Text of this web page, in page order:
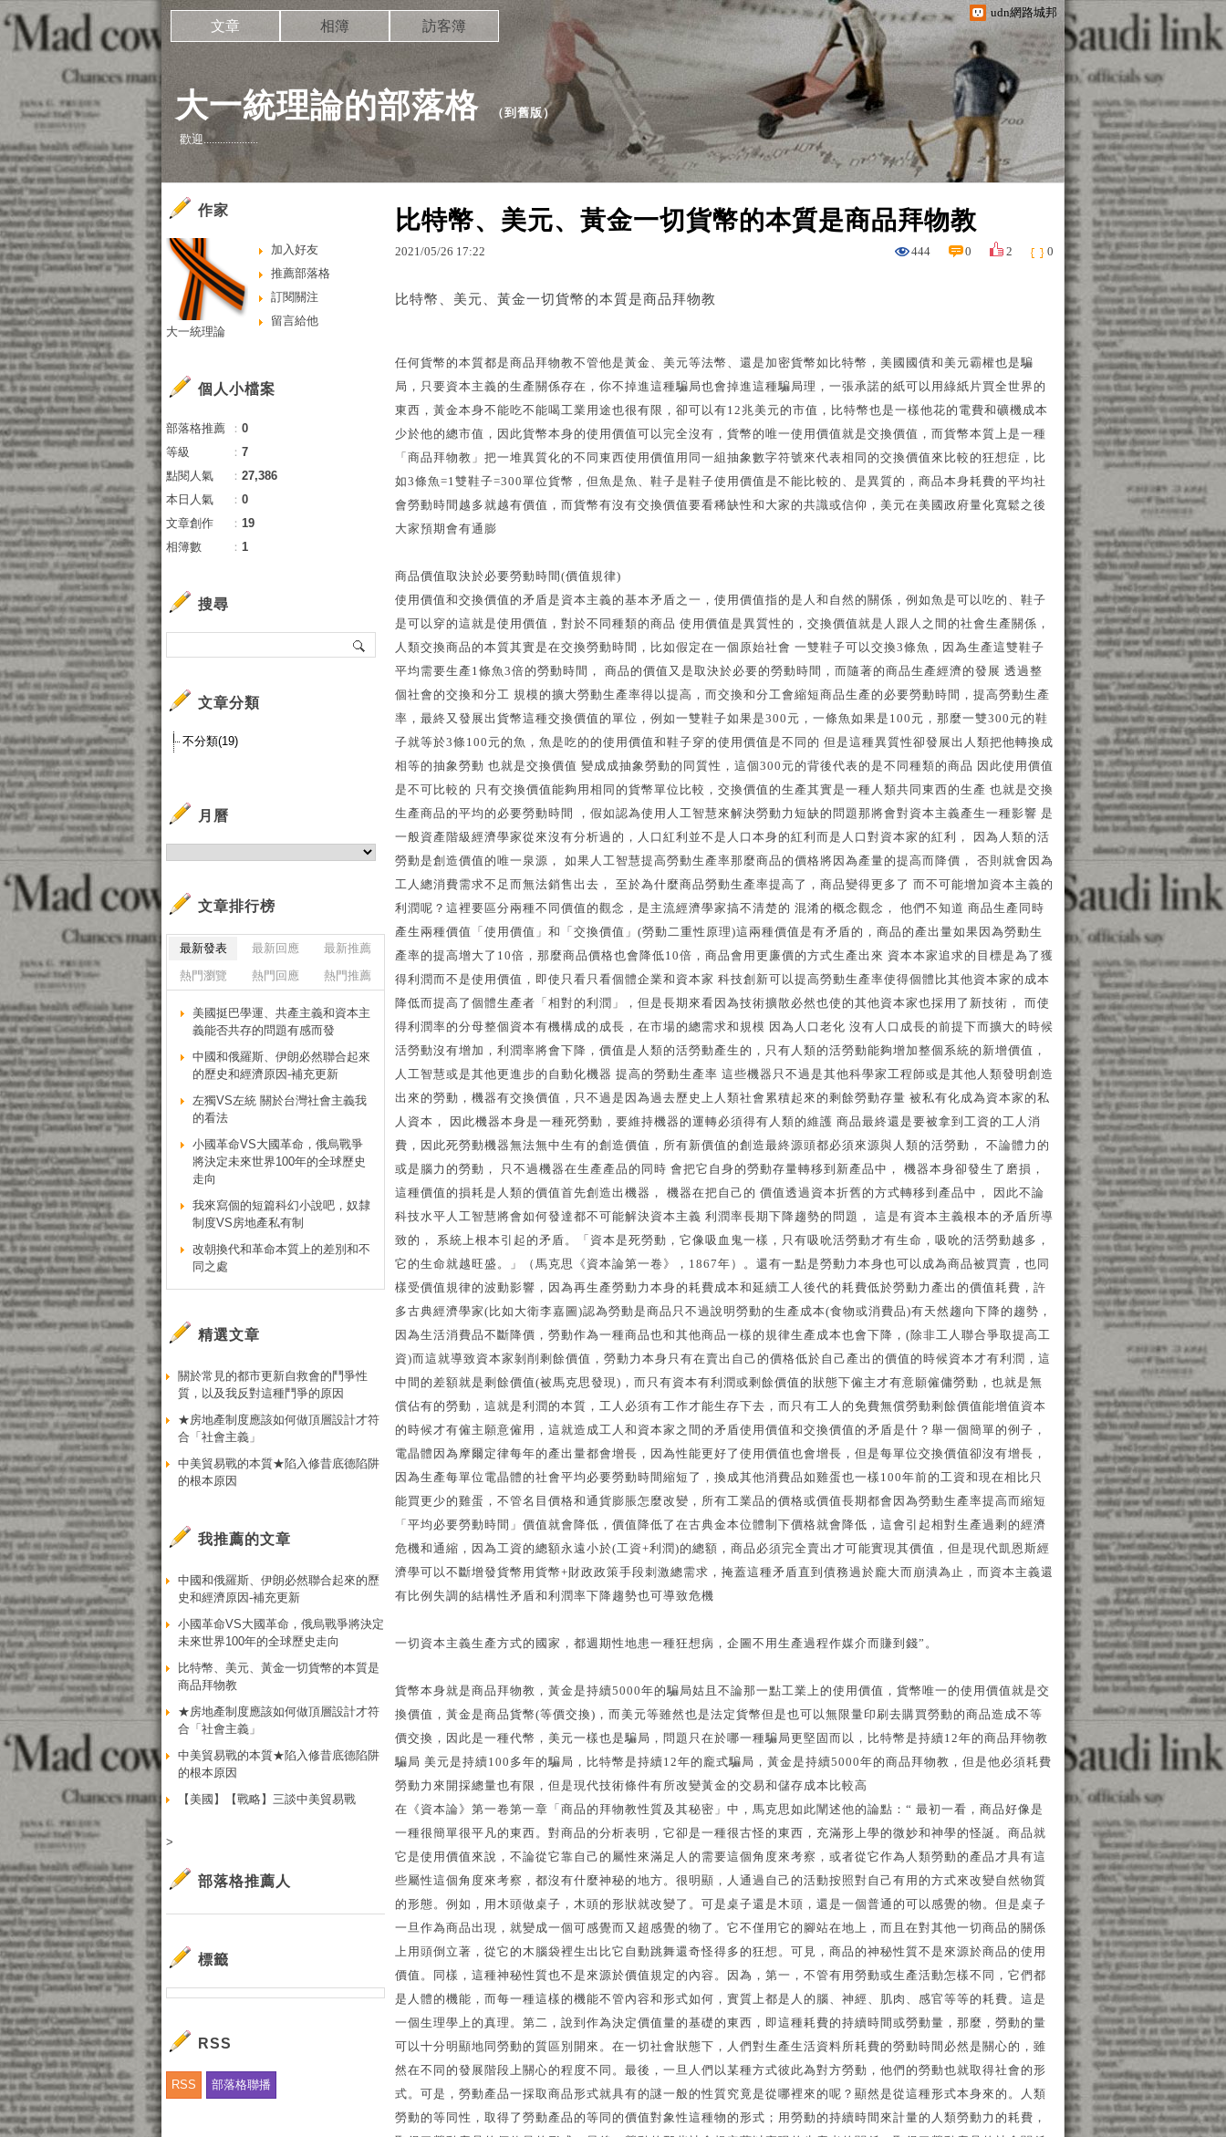
udn網路城邦
大一統理論的部落格 （到舊版）
歡迎....................
文章 相簿 訪客簿
比特幣、美元、黃金一切貨幣的本質是商品拜物教
2021/05/26 17:22 444 0 2 0
比特幣、美元、黃金一切貨幣的本質是商品拜物教
任何貨幣的本質都是商品拜物教不管他是黃金、美元等法幣、還是加密貨幣如比特幣，美國國債和美元霸權也是騙
局，只要資本主義的生產關係存在，你不掉進這種騙局也會掉進這種騙局理，一張承諾的紙可以用綠紙片買全世界的
東西，黃金本身不能吃不能喝工業用途也很有限，卻可以有12兆美元的市值，比特幣也是一樣他花的電費和礦機成本
少於他的總市值，因此貨幣本身的使用價值可以完全沒有，貨幣的唯一使用價值就是交換價值，而貨幣本質上是一種
「商品拜物教」把一堆異質化的不同東西使用價值用同一組抽象數字符號來代表相同的交換價值來比較的狂想症，比
如3條魚=1雙鞋子=300單位貨幣，但魚是魚、鞋子是鞋子使用價值是不能比較的、是異質的，商品本身耗費的平均社
會勞動時間越多就越有價值，而貨幣有沒有交換價值要看稀缺性和大家的共識或信仰，美元在美國政府量化寬鬆之後
大家預期會有通膨
商品價值取決於必要勞動時間(價值規律)
使用價值和交換價值的矛盾是資本主義的基本矛盾之一，使用價值指的是人和自然的關係，例如魚是可以吃的、鞋子
是可以穿的這就是使用價值，對於不同種類的商品 使用價值是異質性的，交換價值就是人跟人之間的社會生產關係，
人類交換商品的本質其實是在交換勞動時間，比如假定在一個原始社會 一雙鞋子可以交換3條魚，因為生產這雙鞋子
平均需要生產1條魚3倍的勞動時間， 商品的價值又是取決於必要的勞動時間，而隨著的商品生產經濟的發展 透過整
個社會的交換和分工 規模的擴大勞動生產率得以提高，而交換和分工會縮短商品生產的必要勞動時間，提高勞動生產
率，最終又發展出貨幣這種交換價值的單位，例如一雙鞋子如果是300元，一條魚如果是100元，那麼一雙300元的鞋
子就等於3條100元的魚，魚是吃的的使用價值和鞋子穿的使用價值是不同的 但是這種異質性卻發展出人類把他轉換成
相等的抽象勞動 也就是交換價值 變成成抽象勞動的同質性，這個300元的背後代表的是不同種類的商品 因此使用價值
是不可比較的 只有交換價值能夠用相同的貨幣單位比較，交換價值的生產其實是一種人類共同東西的生產 也就是交換
生產商品的平均的必要勞動時間 ，假如認為使用人工智慧來解決勞動力短缺的問題那將會對資本主義產生一種影響 是
一般資產階級經濟學家從來沒有分析過的，人口紅利並不是人口本身的紅利而是人口對資本家的紅利， 因為人類的活
勞動是創造價值的唯一泉源， 如果人工智慧提高勞動生產率那麼商品的價格將因為產量的提高而降價， 否則就會因為
工人總消費需求不足而無法銷售出去， 至於為什麼商品勞動生產率提高了，商品變得更多了 而不可能增加資本主義的
利潤呢？這裡要區分兩種不同價值的觀念，是主流經濟學家搞不清楚的 混淆的概念觀念， 他們不知道 商品生產同時
產生兩種價值「使用價值」和「交換價值」(勞動二重性原理)這兩種價值是有矛盾的，商品的產出量如果因為勞動生
產率的提高增大了10倍，那麼商品價格也會降低10倍，商品會用更廉價的方式生產出來 資本本家追求的目標是為了獲
得利潤而不是使用價值，即使只看只看個體企業和資本家 科技創新可以提高勞動生產率使得個體比其他資本家的成本
降低而提高了個體生產者「相對的利潤」，但是長期來看因為技術擴散必然也使的其他資本家也採用了新技術， 而使
得利潤率的分母整個資本有機構成的成長，在市場的總需求和規模 因為人口老化 沒有人口成長的前提下而擴大的時候
活勞動沒有增加，利潤率將會下降，價值是人類的活勞動產生的，只有人類的活勞動能夠增加整個系統的新增價值，
人工智慧或是其他更進步的自動化機器 提高的勞動生產率 這些機器只不過是其他科學家工程師或是其他人類發明創造
出來的勞動，機器有交換價值，只不過是因為過去歷史上人類社會累積起來的剩餘勞動存量 被私有化成為資本家的私
人資本， 因此機器本身是一種死勞動，要維持機器的運轉必須得有人類的維護 商品最終還是要被拿到工資的工人消
費，因此死勞動機器無法無中生有的創造價值，所有新價值的創造最終源頭都必須來源與人類的活勞動， 不論體力的
或是腦力的勞動， 只不過機器在生產產品的同時 會把它自身的勞動存量轉移到新產品中， 機器本身卻發生了磨損，
這種價值的損耗是人類的價值首先創造出機器， 機器在把自己的 價值透過資本折舊的方式轉移到產品中， 因此不論
科技水平人工智慧將會如何發達都不可能解決資本主義 利潤率長期下降趨勢的問題， 這是有資本主義根本的矛盾所導
致的， 系統上根本引起的矛盾。「資本是死勞動，它像吸血鬼一樣，只有吸吮活勞動才有生命，吸吮的活勞動越多，
它的生命就越旺盛。」（馬克思《資本論第一卷》，1867年）。還有一點是勞動力本身也可以成為商品被買賣，也同
樣受價值規律的波動影響，因為再生產勞動力本身的耗費成本和延續工人後代的耗費低於勞動力產出的價值耗費，許
多古典經濟學家(比如大衛李嘉圖)認為勞動是商品只不過說明勞動的生產成本(食物或消費品)有天然趨向下降的趨勢，
因為生活消費品不斷降價，勞動作為一種商品也和其他商品一樣的規律生產成本也會下降，(除非工人聯合爭取提高工
資)而這就導致資本家剝削剩餘價值，勞動力本身只有在賣出自己的價格低於自己產出的價值的時候資本才有利潤，這
中間的差額就是剩餘價值(被馬克思發現)，而只有資本有利潤或剩餘價值的狀態下僱主才有意願僱傭勞動，也就是無
償佔有的勞動，這就是利潤的本質，工人必須有工作才能生存下去，而只有工人的免費無償勞動剩餘價值能增值資本
的時候才有僱主願意僱用，這就造成工人和資本家之間的矛盾使用價值和交換價值的矛盾是什？舉一個簡單的例子，
電晶體因為摩爾定律每年的產出量都會增長，因為性能更好了使用價值也會增長，但是每單位交換價值卻沒有增長，
因為生產每單位電晶體的社會平均必要勞動時間縮短了，換成其他消費品如雞蛋也一樣100年前的工資和現在相比只
能買更少的雞蛋，不管名目價格和通貨膨脹怎麼改變，所有工業品的價格或價值長期都會因為勞動生產率提高而縮短
「平均必要勞動時間」價值就會降低，價值降低了在古典金本位體制下價格就會降低，這會引起相對生產過剩的經濟
危機和通縮，因為工資的總額永遠小於(工資+利潤)的總額，商品必須完全賣出才可能實現其價值，但是現代凱恩斯經
濟學可以不斷增發貨幣用貨幣+財政政策手段刺激總需求，掩蓋這種矛盾直到債務過於龐大而崩潰為止，而資本主義還
有比例失調的結構性矛盾和利潤率下降趨勢也可導致危機
一切資本主義生產方式的國家，都週期性地患一種狂想病，企圖不用生產過程作媒介而賺到錢”。
貨幣本身就是商品拜物教，黃金是持續5000年的騙局姑且不論那一點工業上的使用價值，貨幣唯一的使用價值就是交
換價值，黃金是商品貨幣(等價交換)，而美元等雖然也是法定貨幣但是也可以無限量印刷去購買勞動的商品造成不等
價交換，因此是一種代幣，美元一樣也是騙局，問題只在於哪一種騙局更堅固而以，比特幣是持續12年的商品拜物教
騙局 美元是持續100多年的騙局，比特幣是持續12年的龐式騙局，黃金是持續5000年的商品拜物教，但是他必須耗費
勞動力來開採總量也有限，但是現代技術條件有所改變黃金的交易和儲存成本比較高
在《資本論》第一卷第一章「商品的拜物教性質及其秘密」中，馬克思如此闡述他的論點：“ 最初一看，商品好像是
一種很簡單很平凡的東西。對商品的分析表明，它卻是一種很古怪的東西，充滿形上學的微妙和神學的怪誕。商品就
它是使用價值來說，不論從它靠自己的屬性來滿足人的需要這個角度來考察，或者從它作為人類勞動的產品才具有這
些屬性這個角度來考察，都沒有什麼神秘的地方。很明顯，人通過自己的活動按照對自己有用的方式來改變自然物質
的形態。例如，用木頭做桌子，木頭的形狀就改變了。可是桌子還是木頭，還是一個普通的可以感覺的物。但是桌子
一旦作為商品出現，就變成一個可感覺而又超感覺的物了。它不僅用它的腳站在地上，而且在對其他一切商品的關係
上用頭倒立著，從它的木腦袋裡生出比它自動跳舞還奇怪得多的狂想。可見，商品的神秘性質不是來源於商品的使用
價值。同樣，這種神秘性質也不是來源於價值規定的內容。因為，第一，不管有用勞動或生產活動怎樣不同，它們都
是人體的機能，而每一種這樣的機能不管內容和形式如何，實質上都是人的腦、神經、肌肉、感官等等的耗費。這是
一個生理學上的真理。第二，說到作為決定價值量的基礎的東西，即這種耗費的持續時間或勞動量，那麼，勞動的量
可以十分明顯地同勞動的質區別開來。在一切社會狀態下，人們對生產生活資料所耗費的勞動時間必然是關心的，雖
然在不同的發展階段上關心的程度不同。最後，一旦人們以某種方式彼此為對方勞動，他們的勞動也就取得社會的形
式。可是，勞動產品一採取商品形式就具有的謎一般的性質究竟是從哪裡來的呢？顯然是從這種形式本身來的。人類
勞動的等同性，取得了勞動產品的等同的價值對象性這種物的形式；用勞動的持續時間來計量的人類勞動力的耗費，
作家
加入好友
推薦部落格
訂閱關注
留言給他
大一統理論
個人小檔案
部落格推薦 ： 0
等級
： 7
點閱人氣
： 27,386
本日人氣
： 0
文章創作
： 19
相簿數
： 1
搜尋
文章分類
不分類(19)
月曆
文章排行榜
最新發表 最新回應
最新推薦
熱門瀏覽
熱門回應 熱門推薦
美國挺巴學運、共產主義和資本主
義能否共存的問題有感而發
中國和俄羅斯、伊朗必然聯合起來
的歷史和經濟原因-補充更新
左獨VS左統 關於台灣社會主義我
的看法
小國革命VS大國革命，俄烏戰爭
將決定未來世界100年的全球歷史
走向
我來寫個的短篇科幻小說吧，奴隸
制度VS房地產私有制
改朝換代和革命本質上的差別和不
同之處
精選文章
關於常見的都市更新自救會的鬥爭性
質，以及我反對這種鬥爭的原因
★房地產制度應該如何做頂層設計才符
合「社會主義」
中美貿易戰的本質★陷入修昔底德陷阱
的根本原因
我推薦的文章
中國和俄羅斯、伊朗必然聯合起來的歷
史和經濟原因-補充更新
小國革命VS大國革命，俄烏戰爭將決定
未來世界100年的全球歷史走向
比特幣、美元、黃金一切貨幣的本質是
商品拜物教
★房地產制度應該如何做頂層設計才符
合「社會主義」
中美貿易戰的本質★陷入修昔底德陷阱
的根本原因
【美國】【戰略】三談中美貿易戰
>
部落格推薦人
標籤
RSS
RSS 部落格聯播